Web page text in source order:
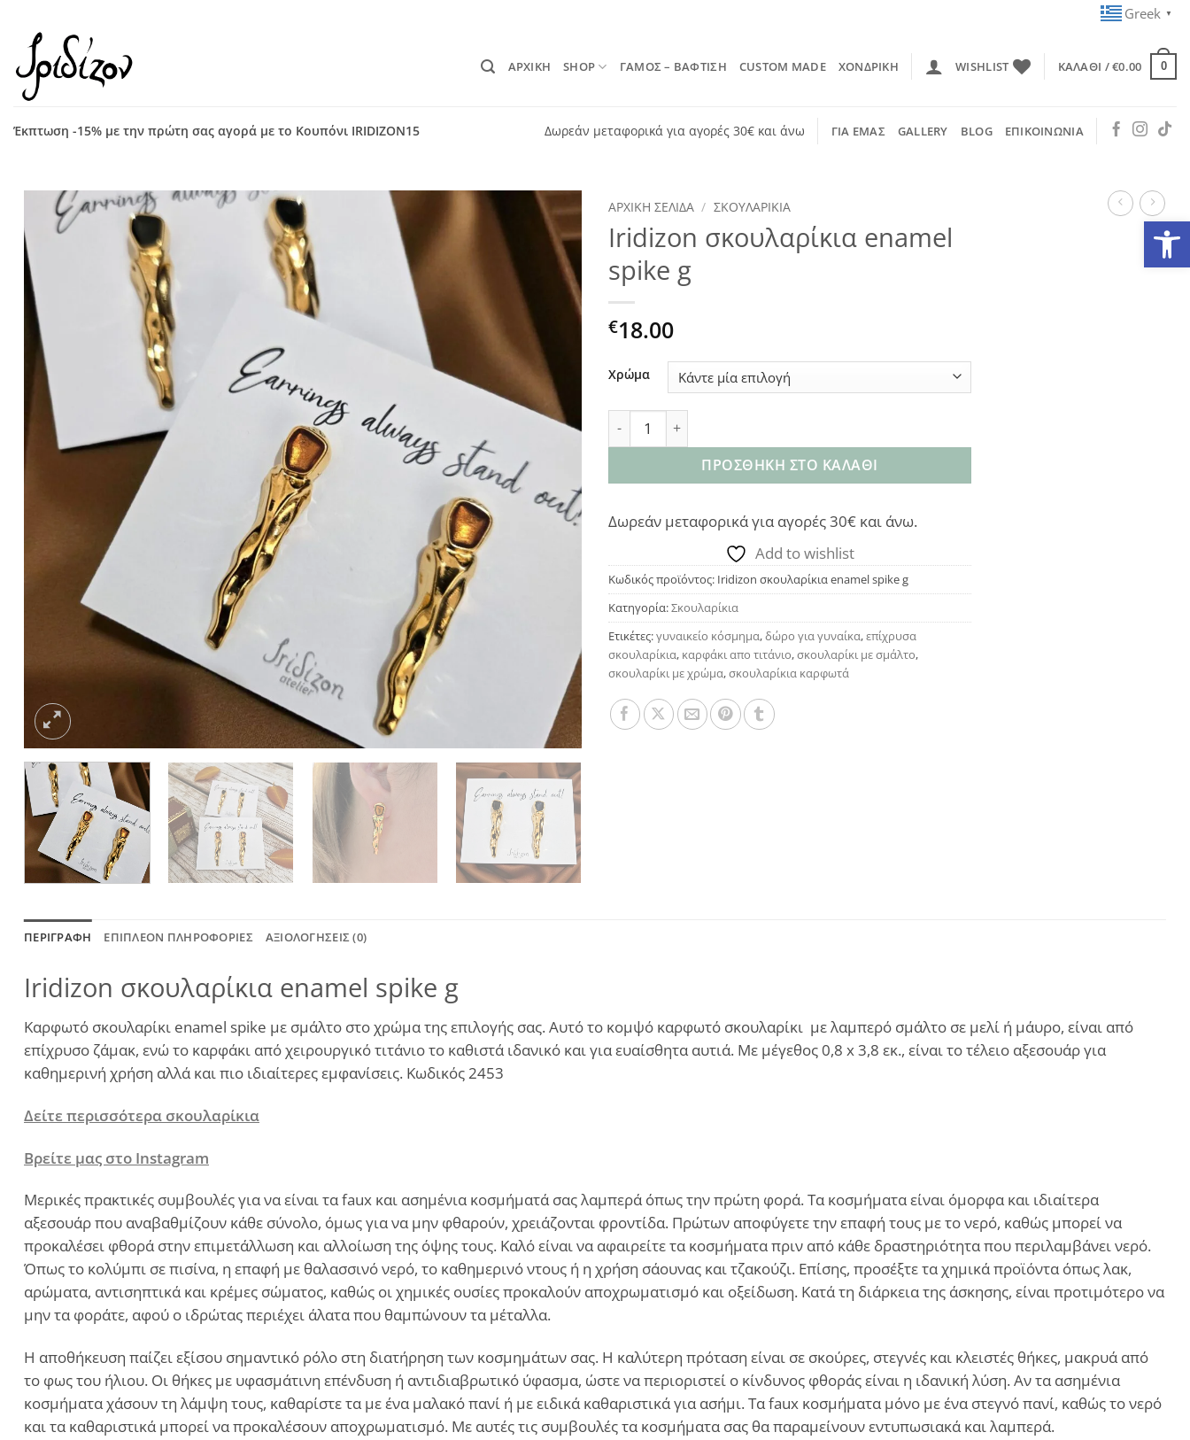
περιεχόμενο
Greek ▼
ΑΡΧΙΚΗ SHOP ΓΑΜΟΣ – ΒΑΦΤΙΣΗ CUSTOM MADE ΧΟΝΔΡΙΚΗ WISHLIST ΚΑΛΆΘΙ /€0.00 0
Έκπτωση -15% με την πρώτη σας αγορά με το Κουπόνι IRIDIZON15 Δωρεάν μεταφορικά για αγορές 30€ και άνω ΓΙΑ ΕΜΑΣ GALLERY BLOG ΕΠΙΚΟΙΝΩΝΙΑ
Add to
wishlist
ΑΡΧΙΚΉ ΣΕΛΊΔΑ / ΣΚΟΥΛΑΡΊΚΙΑ
Iridizon σκουλαρίκια enamel
spike g
€18.00
Χρώμα
Iridizon σκουλαρίκια enamel spike g ποσότητα
ΠΡΟΣΘΉΚΗ ΣΤΟ ΚΑΛΆΘΙ
Δωρεάν μεταφορικά για αγορές 30€ και άνω.
Add to wishlist
Κωδικός προϊόντος: Iridizon σκουλαρίκια enamel spike g
Κατηγορία:Σκουλαρίκια
Ετικέτες:γυναικείο κόσμημα,δώρο για γυναίκα,επίχρυσα
σκουλαρίκια, καρφάκι απο τιτάνιο,σκουλαρίκι με σμάλτο,
σκουλαρίκι με χρώμα,σκουλαρίκια καρφωτά
ΠΕΡΙΓΡΑΦΉ ΕΠΙΠΛΈΟΝ ΠΛΗΡΟΦΟΡΊΕΣ ΑΞΙΟΛΟΓΉΣΕΙΣ (0)
Iridizon σκουλαρίκια enamel spike g
Καρφωτό σκουλαρίκι enamel spike με σμάλτο στο χρώμα της επιλογής σας. Αυτό το κομψό καρφωτό σκουλαρίκι με λαμπερό σμάλτο σε μελί ή μάυρο, είναι από
επίχρυσο ζάμακ, ενώ το καρφάκι από χειρουργικό τιτάνιο το καθιστά ιδανικό και για ευαίσθητα αυτιά. Με μέγεθος 0,8 x 3,8 εκ., είναι το τέλειο αξεσουάρ για
καθημερινή χρήση αλλά και πιο ιδιαίτερες εμφανίσεις. Κωδικός 2453
Δείτε περισσότερα σκουλαρίκια
Βρείτε μας στο Instagram
Μερικές πρακτικές συμβουλές για να είναι τα faux και ασημένια κοσμήματά σας λαμπερά όπως την πρώτη φορά. Τα κοσμήματα είναι όμορφα και ιδιαίτερα
αξεσουάρ που αναβαθμίζουν κάθε σύνολο, όμως για να μην φθαρούν, χρειάζονται φροντίδα. Πρώτων αποφύγετε την επαφή τους με το νερό, καθώς μπορεί να
προκαλέσει φθορά στην επιμετάλλωση και αλλοίωση της όψης τους. Καλό είναι να αφαιρείτε τα κοσμήματα πριν από κάθε δραστηριότητα που περιλαμβάνει νερό.
Όπως το κολύμπι σε πισίνα, η επαφή με θαλασσινό νερό, το καθημερινό ντους ή η χρήση σάουνας και τζακούζι. Επίσης, προσέξτε τα χημικά προϊόντα όπως λακ,
αρώματα, αντισηπτικά και κρέμες σώματος, καθώς οι χημικές ουσίες προκαλούν αποχρωματισμό και οξείδωση. Κατά τη διάρκεια της άσκησης, είναι προτιμότερο να
μην τα φοράτε, αφού ο ιδρώτας περιέχει άλατα που θαμπώνουν τα μέταλλα.
Η αποθήκευση παίζει εξίσου σημαντικό ρόλο στη διατήρηση των κοσμημάτων σας. Η καλύτερη πρόταση είναι σε σκούρες, στεγνές και κλειστές θήκες, μακρυά από
το φως του ήλιου. Οι θήκες με υφασμάτινη επένδυση ή αντιδιαβρωτικό ύφασμα, ώστε να περιοριστεί ο κίνδυνος φθοράς είναι η ιδανική λύση. Αν τα ασημένια
κοσμήματα χάσουν τη λάμψη τους, καθαρίστε τα με ένα μαλακό πανί ή με ειδικά καθαριστικά για ασήμι. Τα faux κοσμήματα μόνο με ένα στεγνό πανί, καθώς το νερό
και τα καθαριστικά μπορεί να προκαλέσουν αποχρωματισμό. Με αυτές τις συμβουλές τα κοσμήματα σας θα παραμείνουν εντυπωσιακά και λαμπερά.